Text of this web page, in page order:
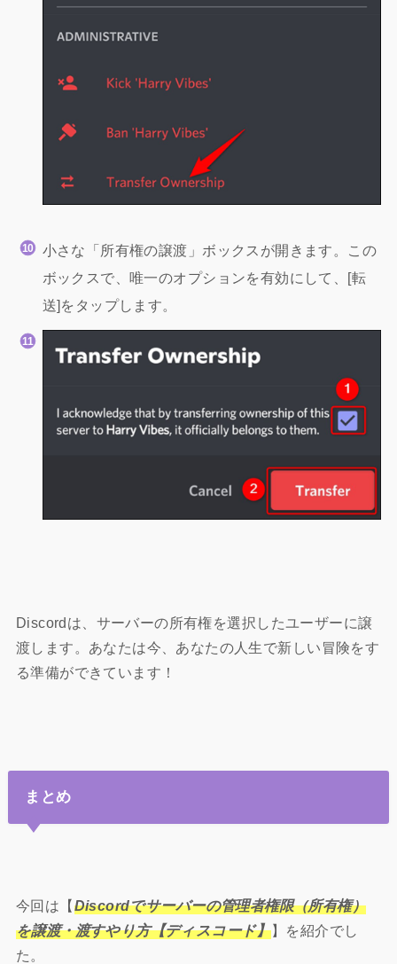
小さな「所有権の譲渡」ボックスが開きます。この
ボックスで、唯一のオプションを有効にして、[転
送]をタップします。
Discordは、サーバーの所有権を選択したユーザーに譲
渡します。あなたは今、あなたの人生で新しい冒険をす
る準備ができています！
まとめ
今回は【Discordでサーバーの管理者権限（所有権）
を譲渡・渡すやり方【ディスコード】】を紹介でし
た。